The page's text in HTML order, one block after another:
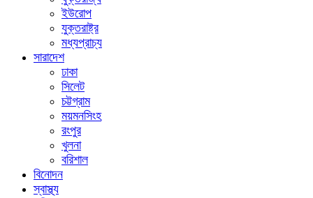
ইউরোপ
যুক্তরাষ্ট্র
মধ্যপ্রাচ্য
সারাদেশ
ঢাকা
সিলেট
চট্টগ্রাম
ময়মনসিংহ
রংপুর
খুলনা
বরিশাল
বিনোদন
স্বাস্থ্য